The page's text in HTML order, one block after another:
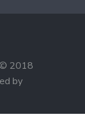
© 2018
by